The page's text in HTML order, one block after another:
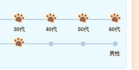
30代 40代 50代
60代
男性